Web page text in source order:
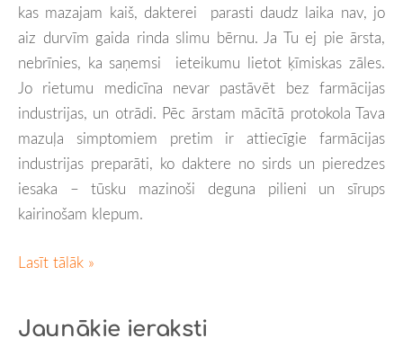
Jaunākie ieraksti
kas mazajam kaiš, dakterei parasti daudz laika nav, jo
aiz durvīm gaida rinda slimu bērnu. Ja Tu ej pie ārsta,
nebrīnies, ka saņemsi ieteikumu lietot ķīmiskas zāles.
Jo rietumu medicīna nevar pastāvēt bez farmācijas
industrijas, un otrādi. Pēc ārstam mācītā protokola Tava
mazuļa simptomiem pretim ir attiecīgie farmācijas
industrijas preparāti, ko daktere no sirds un pieredzes
iesaka – tūsku mazinoši deguna pilieni un sīrups
kairinošam klepum.
Lasīt tālāk »